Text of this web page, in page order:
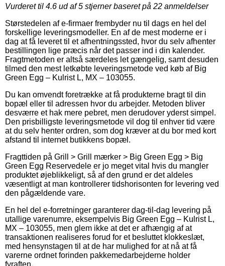
Vurderet til 4.6 ud af 5 stjerner baseret på 22 anmeldelser
Størstedelen af e-firmaer frembyder nu til dags en hel del
forskellige leveringsmodeller. En af de mest moderne er i
dag at få leveret til et afhentningssted, hvor du selv afhenter
bestillingen lige præcis når det passer ind i din kalender.
Fragtmetoden er altså særdeles let gængelig, samt desuden
tilmed den mest letkøbte leveringsmetode ved køb af Big
Green Egg – Kulrist L, MX – 103055.
Du kan omvendt foretrække at få produkterne bragt til din
bopæl eller til adressen hvor du arbejder. Metoden bliver
desværre et hak mere pebret, men derudover yderst simpel.
Den prisbilligste leveringsmetode vil dog til enhver tid være
at du selv henter ordren, som dog kræver at du bor med kort
afstand til internet butikkens bopæl.
Fragttiden på Grill > Grill mærker > Big Green Egg > Big
Green Egg Reservedele er jo meget vital hvis du mangler
produktet øjeblikkeligt, så af den grund er det aldeles
væsentligt at man kontrollerer tidshorisonten for levering ved
den pågældende vare.
En hel del e-forretninger garanterer dag-til-dag levering på
utallige varenumre, eksempelvis Big Green Egg – Kulrist L,
MX – 103055, men glem ikke at det er afhængig af at
transaktionen realiseres forud for et besluttet klokkeslæt,
med hensynstagen til at de har mulighed for at nå at få
varerne ordnet forinden pakkemedarbejderne holder
fyraften.